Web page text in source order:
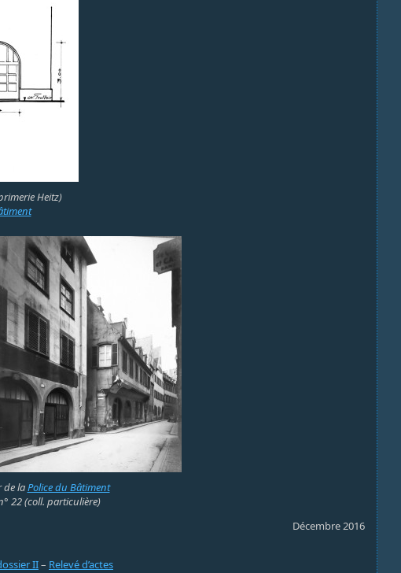
Heitz)
de laPolice du Bâtiment
22 (coll. particulière)
Décembre 2016
II– Relevé d’actes